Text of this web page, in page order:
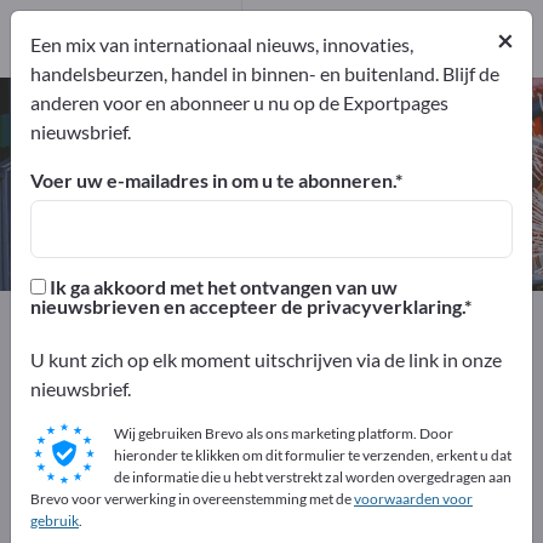
Compressoren – vind fabrikanten
21
21
Exportpages
Machines & installaties
Hydraulica + Pneumatiek
Compressoren
Adverteer gratis op Exportpages!
Behoeften – Aanbiedingen – Gebruikte goederen –
Zakelijke contacten >> begin hier
×
Een mix van internationaal nieuws, innovaties,
handelsbeurzen, handel in binnen- en buitenland. Blijf de
anderen voor en abonneer u nu op de Exportpages
nieuwsbrief.
Voer uw e-mailadres in om u te abonneren.
Ik ga akkoord met het ontvangen van uw
nieuwsbrieven en accepteer de privacyverklaring.
U kunt zich op elk moment uitschrijven via de link in onze
nieuwsbrief.
Wij gebruiken Brevo als ons marketing platform. Door
hieronder te klikken om dit formulier te verzenden, erkent u dat
de informatie die u hebt verstrekt zal worden overgedragen aan
Brevo voor verwerking in overeenstemming met devoorwaarden voor
gebruik.